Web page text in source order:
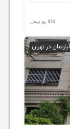
818 روز پیش
در تهران